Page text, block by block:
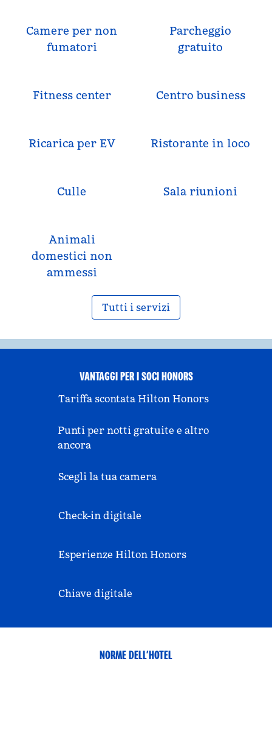
Camere per non
fumatori
Parcheggio
gratuito
Fitness center Centro business
Ricarica per EV Ristorante in loco
Culle Sala riunioni
Animali
domestici non
ammessi
Tutti i servizi
VANTAGGI PER I SOCI HONORS
Tariffa scontata Hilton Honors
Punti per notti gratuite e altro
ancora
Scegli la tua camera
Check-in digitale
Esperienze Hilton Honors
Chiave digitale
NORME DELL’HOTEL